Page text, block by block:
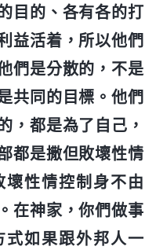
目的、各有各的打
益活着，所以他們
們是分散的，不是
共同的目標。他們
，都是為了自己，
都是撒但敗壞性情
性情控制身不由
在神家，你們做事
式如果跟外邦人一